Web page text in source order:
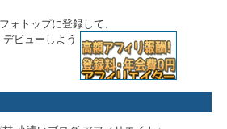
ォトップに登録して、
ビューしよう